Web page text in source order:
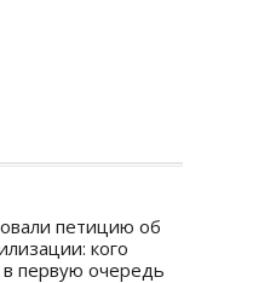
петицию об
кого
первую очередь